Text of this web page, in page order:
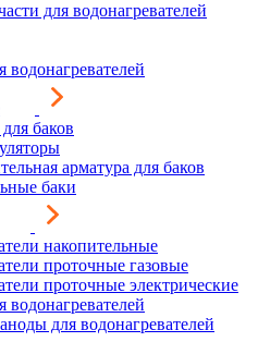
для водонагревателей
водонагревателей
баков
арматура для баков
баки
накопительные
проточные газовые
проточные электрические
водонагревателей
для водонагревателей